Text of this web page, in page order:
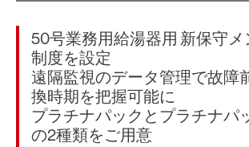
50号業務用給湯器用 新保守メ
制度を設定
遠隔監視のデータ管理で故障
換時期を把握可能に
プラチナパックとプラチナパ
の2種類をご用意